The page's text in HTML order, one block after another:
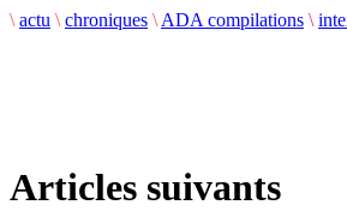
\ actu \ chroniques \ ADA compilations \
Articles suivants